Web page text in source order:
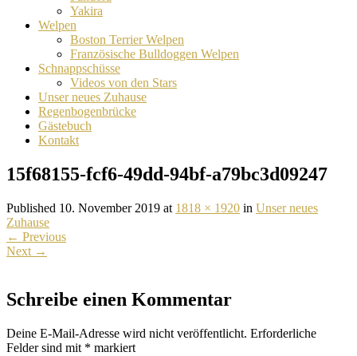
Yakira
Welpen
Boston Terrier Welpen
Französische Bulldoggen Welpen
Schnappschüsse
Videos von den Stars
Unser neues Zuhause
Regenbogenbrücke
Gästebuch
Kontakt
15f68155-fcf6-49dd-94bf-a79bc3d09247
Published 10. November 2019 at 1818 × 1920 in Unser neues
Zuhause
← Previous
Next →
Schreibe einen Kommentar
Deine E-Mail-Adresse wird nicht veröffentlicht. Erforderliche
Felder sind mit * markiert